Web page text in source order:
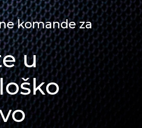
komande za
u